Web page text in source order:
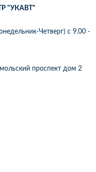
"УКАВТ"
Четверг) c 9.00 -
проспект дом 2